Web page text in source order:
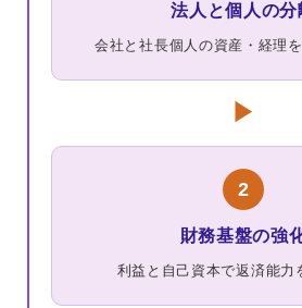
法人と個人の分
会社と社長個人の資産・経理
▶
2
財務基盤の強
利益と自己資本で返済能力